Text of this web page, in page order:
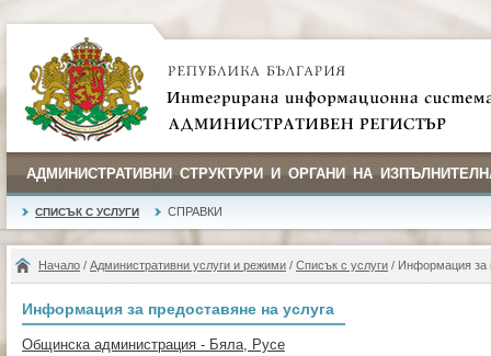
АДМИНИСТРАТИВНИ СТРУКТУРИ И ОРГАНИ НА
СПИСЪК С УСЛУГИ СПРАВКИ
Начало / Административни услуги и режими / Списък с услуги / Информация за
Информация за предоставяне на услуга
Общинска администрация - Бяла, Русе